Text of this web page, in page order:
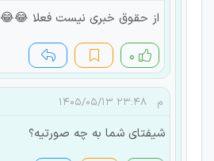
از حقوق خبری نیست فعلا 😂😂
۰
م ۲۳:۴۸ ۱۴۰۵/۰۵/۱۳
شیفتای شما به چه صورتیه؟